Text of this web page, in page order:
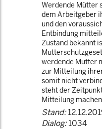
Werdende Mütter
dem Arbeitgeber
und den
Entbindung
Zustand bekannt
werdende Mutter
zur Mitteilung
somit nicht
steht der
Mitteilung
Stand:
Dialog:1034